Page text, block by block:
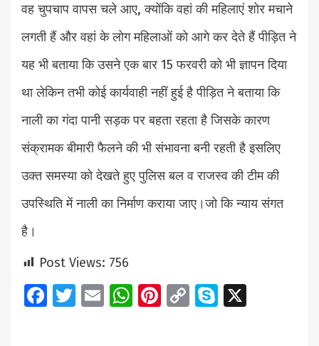
वह चुपचाप वापस चले आए, क्योंकि वहां की महिलाएं शोर मचाने
लगती हैं और वहां के लोग महिलाओं को आगे कर देते हैं पीड़ित ने
यह भी बताया कि उसने एक बार 15 फरवरी को भी ज्ञापन दिया
था लेकिन तभी कोई कार्यवाही नहीं हुई है पीड़ित ने बताया कि
नाली का गंदा पानी सड़क पर बहता रहता है जिसके कारण
संक्रामक बीमारी फैलने की भी संभावना बनी रहती है इसलिए
उक्त समस्या को देखते हुए पुलिस बल व राजस्व की टीम की
उपस्थिति में नाली का निर्माण कराया जाए।जो कि न्याय संगत
है।
Post Views: 756
Facebook
Twitter
EmailWhatsApp
Pinterest
CopySkype